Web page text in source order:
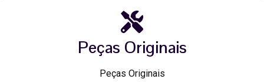
Peças Originais
Peças Originais